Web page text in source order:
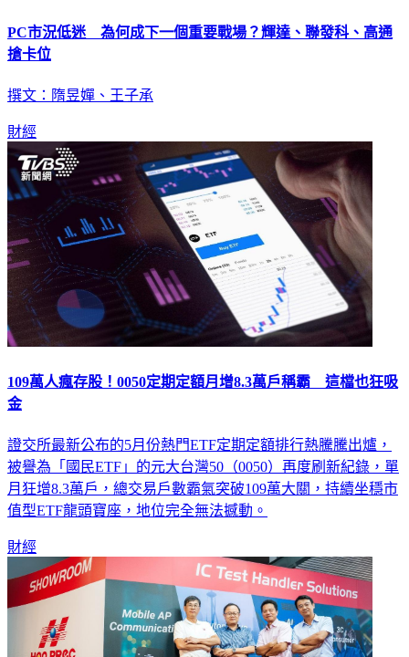
PC市況低迷 為何成下一個重要戰場？輝達、聯發科、高通
搶卡位
撰文：隋昱嬋、王子承
財經
109萬人瘋存股！0050定期定額月增8.3萬戶稱霸 這檔也狂吸
金
證交所最新公布的5月份熱門ETF定期定額排行熱騰騰出爐，
被譽為「國民ETF」的元大台灣50（0050）再度刷新紀錄，單
月狂增8.3萬戶，總交易戶數霸氣突破109萬大關，持續坐穩市
值型ETF龍頭寶座，地位完全無法撼動。
財經